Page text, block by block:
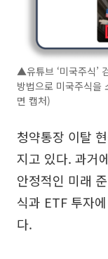
▲유튜브 ‘미국주식’
방법으로 미국주식을
면 캡처)
청약통장 이탈
지고 있다. 과거
안정적인 미래
식과 ETF 투자
다.